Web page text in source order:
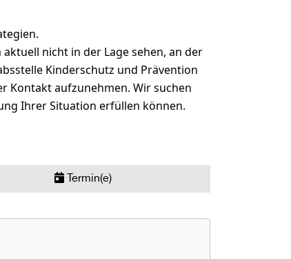
nicht in der Lage sehen, an der
Kinderschutz und Prävention
Kontakt aufzunehmen. Wir suchen
Ihrer Situation erfüllen können.
Termin(e)